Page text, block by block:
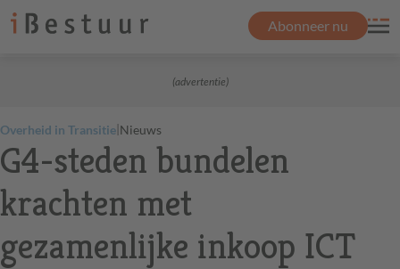
Abonneer nu
(advertentie)
Overheid in Transitie|Nieuws
G4-steden bundelen
krachten met
gezamenlijke inkoop ICT